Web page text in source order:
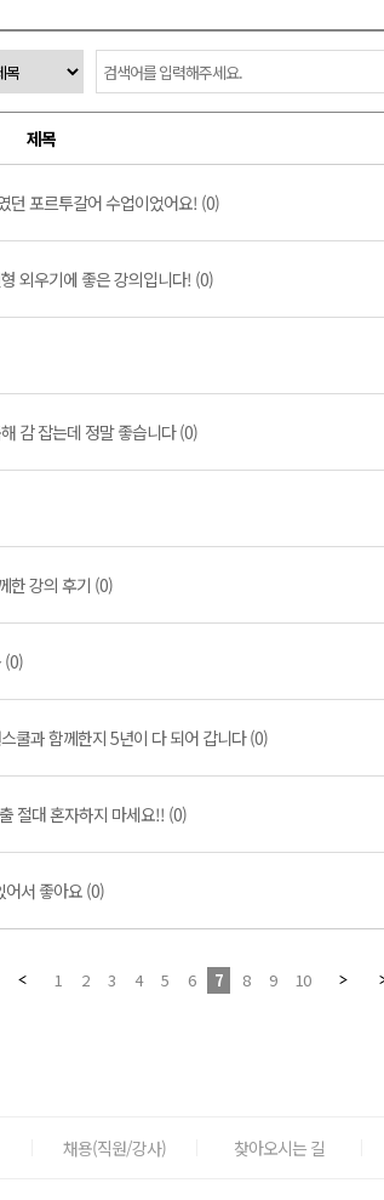
제목
던 포르투갈어 수업이었어요! (0)
외우기에 좋은 강의입니다! (0)
감 잡는데 정말 좋습니다 (0)
한 강의 후기 (0)
(0)
쿨과 함께한지 5년이 다 되어 갑니다 (0)
절대 혼자하지 마세요!! (0)
어서 좋아요 (0)
1 2 3 4 5 6 7 8 9 10
채용(직원/강사) 찾아오시는 길